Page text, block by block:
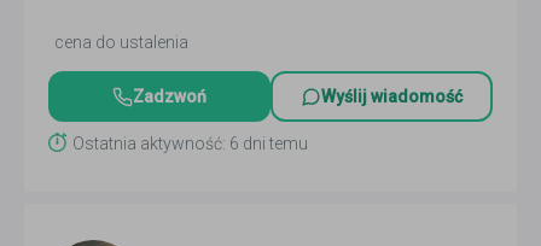
cena do ustalenia
Zadzwoń Wyślij wiadomość
Ostatnia aktywność: 6 dni temu